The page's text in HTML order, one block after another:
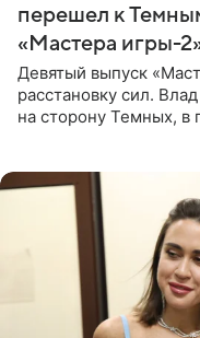
перешел к
«Мастера игры-
Девятый выпуск
расстановку сил.
на сторону Темных, в